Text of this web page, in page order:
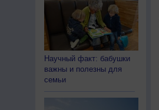
Научный факт: бабушки
важны и полезны для
семьи